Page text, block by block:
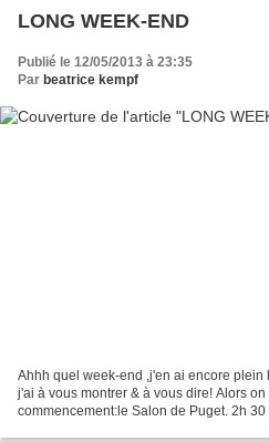
LONG WEEK-END
Publié le 12/05/2013 à 23:35
Par beatrice kempf
Ahhh quel week-end ,j'en ai encore plein
j'ai à vous montrer & à vous dire! Alors
commencement:le Salon de Puget. 2h